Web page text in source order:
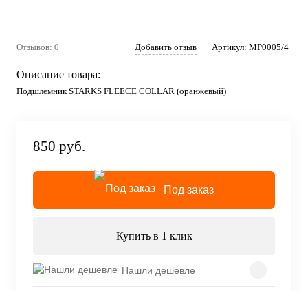
Отзывов: 0 Добавить отзыв Артикул: MP0005/4
Описание товара:
Подшлемник STARKS FLEECE COLLAR (оранжевый)
850 руб.
Под заказ
Купить в 1 клик
Нашли дешевле